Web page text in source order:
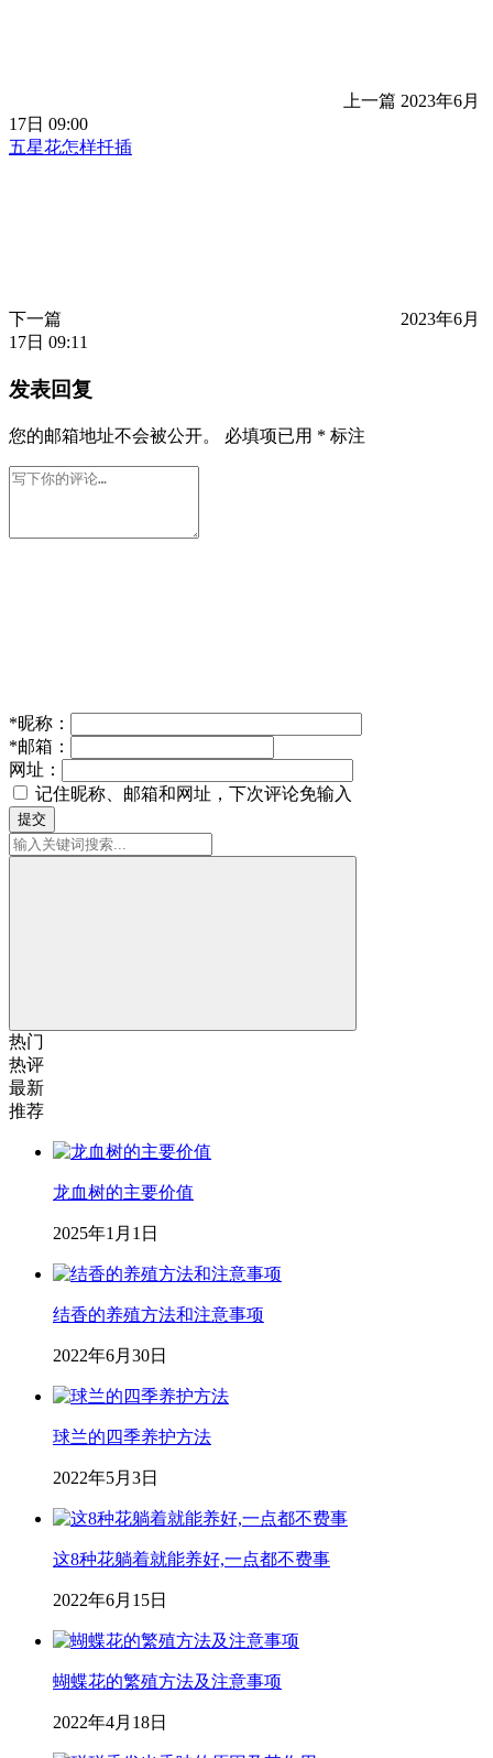
上一篇 2023年6月
17日 09:00
五星花怎样扦插
下一篇
2023年6月
17日 09:11
发表回复
您的邮箱地址不会被公开。 必填项已用 * 标注
*昵称：
*邮箱：
网址：
记住昵称、邮箱和网址，下次评论免输入
提交
热门
热评
最新
推荐
龙血树的主要价值
2025年1月1日
结香的养殖方法和注意事项
2022年6月30日
球兰的四季养护方法
2022年5月3日
这8种花躺着就能养好,一点都不费事
2022年6月15日
蝴蝶花的繁殖方法及注意事项
2022年4月18日